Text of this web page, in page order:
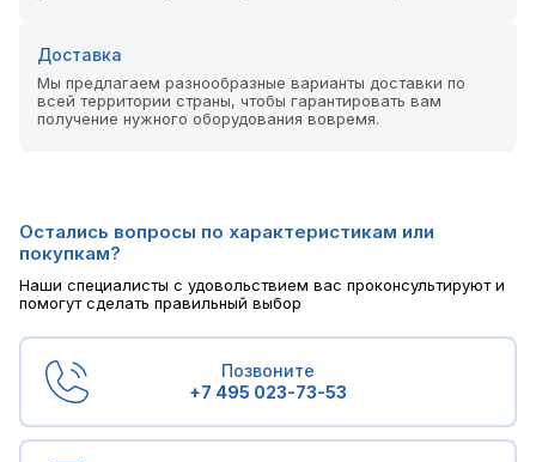
Доставка
Мы предлагаем разнообразные варианты доставки по
всей территории страны, чтобы гарантировать вам
получение нужного оборудования вовремя.
Остались вопросы по характеристикам или
покупкам?
Наши специалисты с удовольствием вас проконсультируют и
помогут сделать правильный выбор
Позвоните
+7 495 023-73-53